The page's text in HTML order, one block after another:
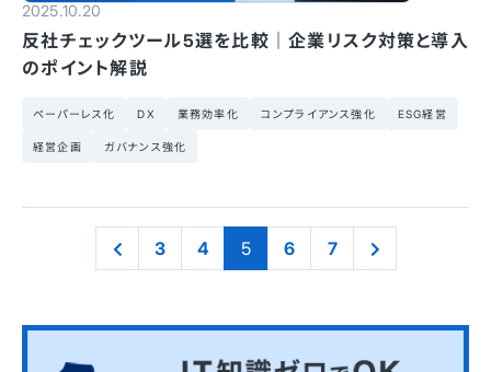
2025.10.20
反社チェックツール5選を比較｜企業リスク対策と導入
のポイント解説
ペーパーレス化 DX 業務効率化 コンプライアンス強化 ESG経営
経営企画 ガバナンス強化
3 4 5 6 7